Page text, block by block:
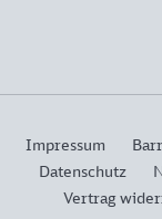
Impressum
Datenschutz
Vertrag